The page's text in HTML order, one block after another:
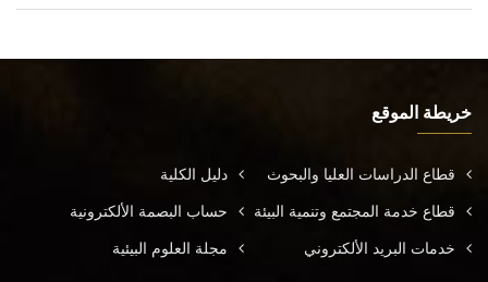
خريطة الموقع
قطاع الدراسات العليا والبحوث دليل الكلية
قطاع خدمة المجتمع وتنمية البيئة حساب البصمة الألكترونية
خدمات البريد الألكتروني مجلة العلوم البيئية